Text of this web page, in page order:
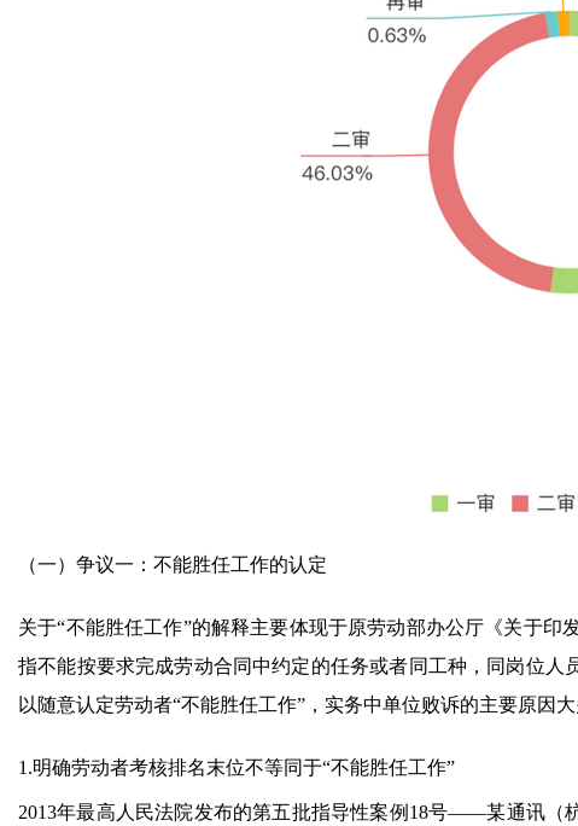
（一）争议一：不能胜任工作的认定
关于“不能胜任工作”的解释主要体现于原劳动部办公厅《关于
指不能按要求完成劳动合同中约定的任务或者同工种，同岗位
以随意认定劳动者“不能胜任工作”，实务中单位败诉的主要原因大
1.明确劳动者考核排名末位不等同于“不能胜任工作”
2013年最高人民法院发布的第五批指导性案例18号——某通讯（